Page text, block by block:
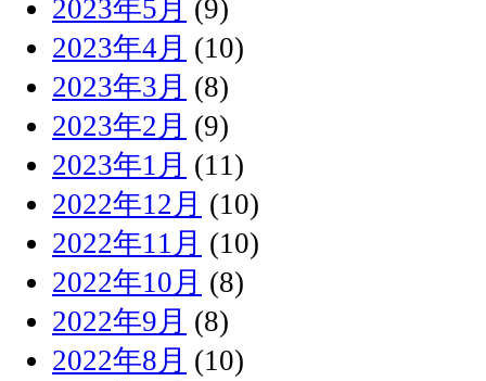
2023年5月 (9)
2023年4月 (10)
2023年3月 (8)
2023年2月 (9)
2023年1月 (11)
2022年12月 (10)
2022年11月 (10)
2022年10月 (8)
2022年9月 (8)
2022年8月 (10)